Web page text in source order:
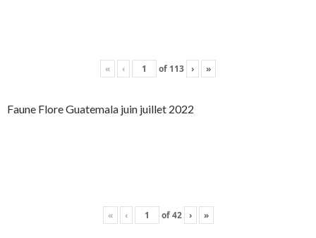
« ‹ of 113 › »
Faune Flore Guatemala juin juillet 2022
« ‹ of42 › »